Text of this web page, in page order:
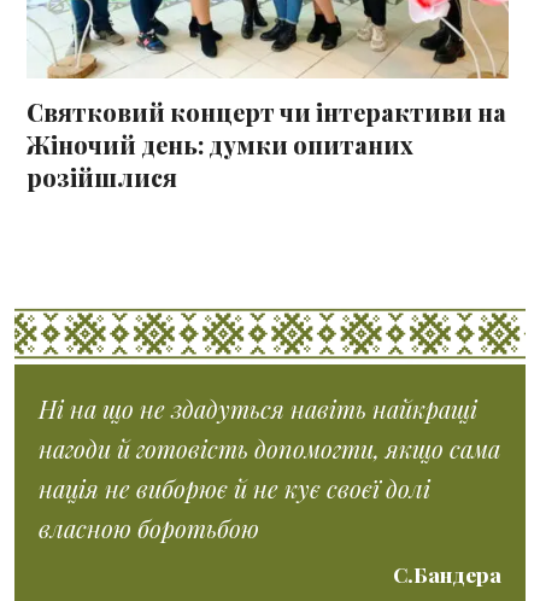
Святковий концерт чи інтерактиви на
Жіночий день: думки опитаних
розійшлися
Ні на що не здадуться навіть найкращі
нагоди й готовість допомогти, якщо сама
нація не виборює й не кує своєї долі
власною боротьбою
С.Бандера